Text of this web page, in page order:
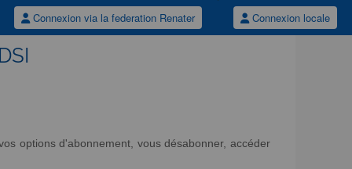
Connexion via la federation Renater Connexion locale
options d'abonnement, vous désabonner, accéder